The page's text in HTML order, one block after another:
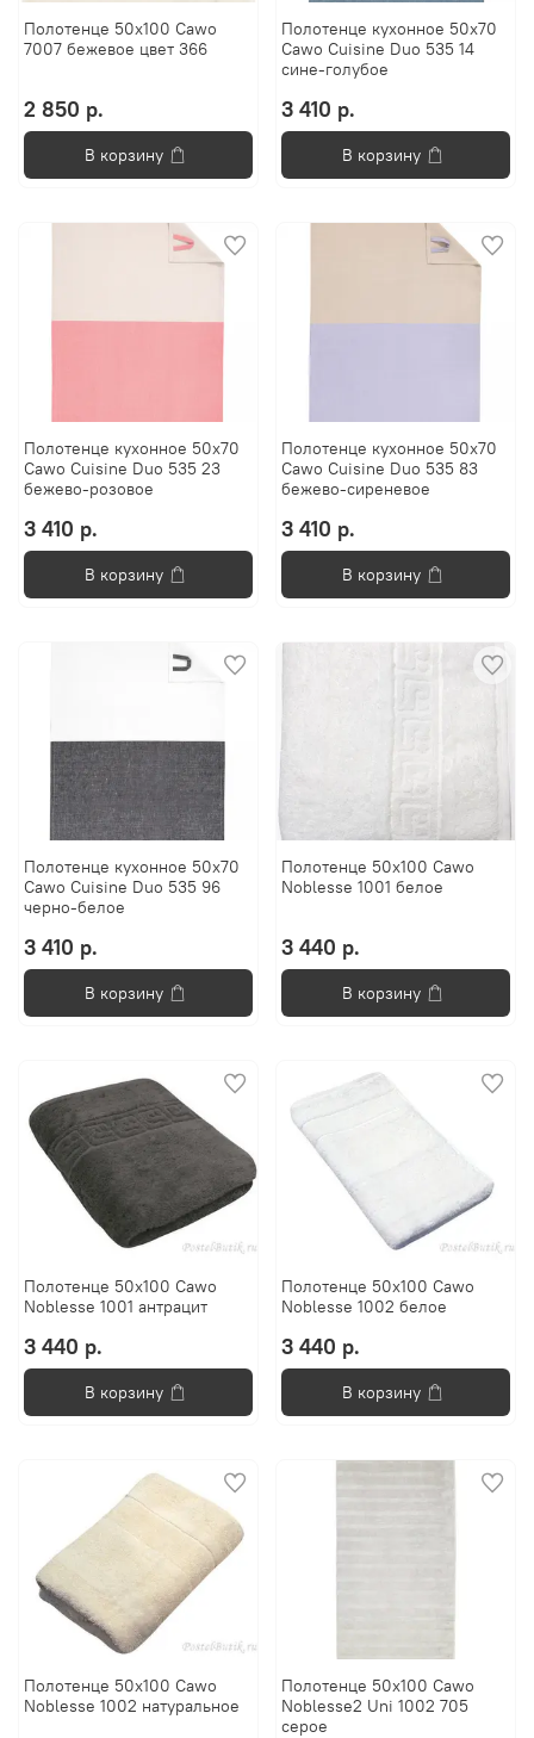
Полотенце 50х100 Cawo
7007 бежевое цвет 366
2 850 р.
В корзину
Полотенце кухонное 50x70
Cawo Cuisine Duo 535 14
сине-голубое
3 410 р.
В корзину
Полотенце кухонное 50x70
Cawo Cuisine Duo 535 23
бежево-розовое
3 410 р.
В корзину
Полотенце кухонное 50x70
Cawo Cuisine Duo 535 83
бежево-сиреневое
3 410 р.
В корзину
Полотенце кухонное 50x70
Cawo Cuisine Duo 535 96
черно-белое
3 410 р.
В корзину
Полотенце 50x100 Cawo
Noblesse 1001 белое
3 440 р.
В корзину
Полотенце 50x100 Cawo
Noblesse 1001 антрацит
3 440 р.
В корзину
Полотенце 50x100 Cawo
Noblesse 1002 белое
3 440 р.
В корзину
Полотенце 50x100 Cawo
Noblesse 1002 натуральное
Полотенце 50х100 Cawo
Noblesse2 Uni 1002 705
серое